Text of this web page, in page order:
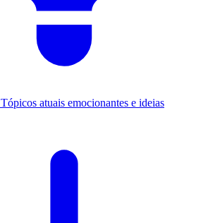
Tópicos atuais emocionantes e ideias